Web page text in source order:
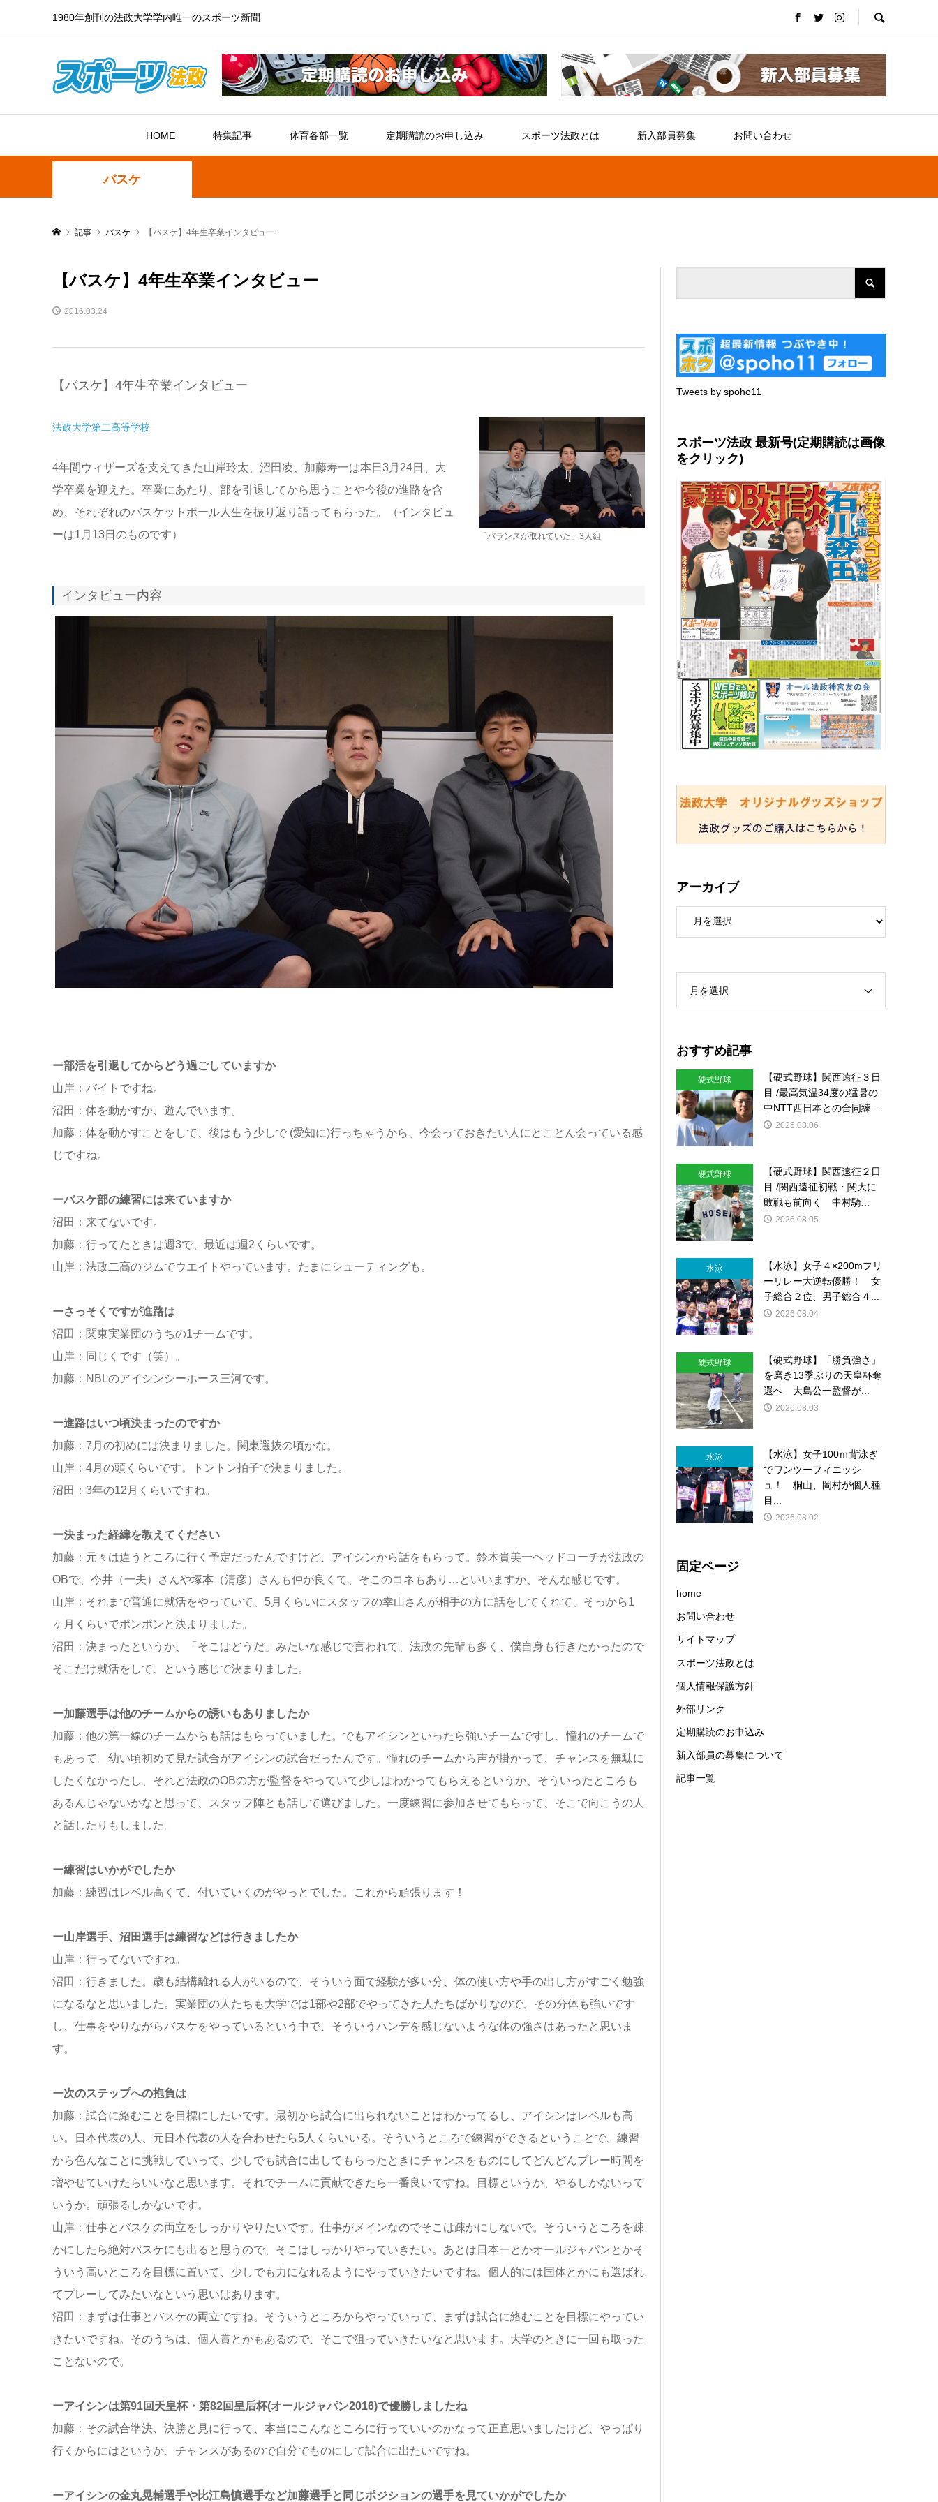
1980年創刊の法政大学学内唯一のスポーツ新聞
HOME 特集記事 体育各部一覧 定期購読のお申し込み スポーツ法政とは 新入部員募集 お問い合わせ
バスケ
記事 バスケ 【バスケ】4年生卒業インタビュー
【バスケ】4年生卒業インタビュー
2016.03.24
【バスケ】4年生卒業インタビュー
法政大学第二高等学校
4年間ウィザーズを支えてきた山岸玲太、沼田凌、加藤寿一は本日3月24日、大
学卒業を迎えた。卒業にあたり、部を引退してから思うことや今後の進路を含
め、それぞれのバスケットボール人生を振り返り語ってもらった。（インタビュ
ーは1月13日のものです）
「バランスが取れていた」3人組
インタビュー内容
ー部活を引退してからどう過ごしていますか
山岸：バイトですね。
沼田：体を動かすか、遊んでいます。
加藤：体を動かすことをして、後はもう少しで (愛知に)行っちゃうから、今会っておきたい人にとことん会っている感
じですね。
ーバスケ部の練習には来ていますか
沼田：来てないです。
加藤：行ってたときは週3で、最近は週2くらいです。
山岸：法政二高のジムでウエイトやっています。たまにシューティングも。
ーさっそくですが進路は
沼田：関東実業団のうちの1チームです。
山岸：同じくです（笑）。
加藤：NBLのアイシンシーホース三河です。
ー進路はいつ頃決まったのですか
加藤：7月の初めには決まりました。関東選抜の頃かな。
山岸：4月の頭くらいです。トントン拍子で決まりました。
沼田：3年の12月くらいですね。
ー決まった経緯を教えてください
加藤：元々は違うところに行く予定だったんですけど、アイシンから話をもらって。鈴木貴美一ヘッドコーチが法政の
OBで、今井（一夫）さんや塚本（清彦）さんも仲が良くて、そこのコネもあり…といいますか、そんな感じです。
山岸：それまで普通に就活をやっていて、5月くらいにスタッフの幸山さんが相手の方に話をしてくれて、そっから1
ヶ月くらいでポンポンと決まりました。
沼田：決まったというか、「そこはどうだ」みたいな感じで言われて、法政の先輩も多く、僕自身も行きたかったので
そこだけ就活をして、という感じで決まりました。
ー加藤選手は他のチームからの誘いもありましたか
加藤：他の第一線のチームからも話はもらっていました。でもアイシンといったら強いチームですし、憧れのチームで
もあって。幼い頃初めて見た試合がアイシンの試合だったんです。憧れのチームから声が掛かって、チャンスを無駄に
したくなかったし、それと法政のOBの方が監督をやっていて少しはわかってもらえるというか、そういったところも
あるんじゃないかなと思って、スタッフ陣とも話して選びました。一度練習に参加させてもらって、そこで向こうの人
と話したりもしました。
ー練習はいかがでしたか
加藤：練習はレベル高くて、付いていくのがやっとでした。これから頑張ります！
ー山岸選手、沼田選手は練習などは行きましたか
山岸：行ってないですね。
沼田：行きました。歳も結構離れる人がいるので、そういう面で経験が多い分、体の使い方や手の出し方がすごく勉強
になるなと思いました。実業団の人たちも大学では1部や2部でやってきた人たちばかりなので、その分体も強いです
し、仕事をやりながらバスケをやっているという中で、そういうハンデを感じないような体の強さはあったと思いま
す。
ー次のステップへの抱負は
加藤：試合に絡むことを目標にしたいです。最初から試合に出られないことはわかってるし、アイシンはレベルも高
い。日本代表の人、元日本代表の人を合わせたら5人くらいいる。そういうところで練習ができるということで、練習
から色んなことに挑戦していって、少しでも試合に出してもらったときにチャンスをものにしてどんどんプレー時間を
増やせていけたらいいなと思います。それでチームに貢献できたら一番良いですね。目標というか、やるしかないって
いうか。頑張るしかないです。
山岸：仕事とバスケの両立をしっかりやりたいです。仕事がメインなのでそこは疎かにしないで。そういうところを疎
かにしたら絶対バスケにも出ると思うので、そこはしっかりやっていきたい。あとは日本一とかオールジャパンとかそ
ういう高いところを目標に置いて、少しでも力になれるようにやっていきたいですね。個人的には国体とかにも選ばれ
てプレーしてみたいなという思いはあります。
沼田：まずは仕事とバスケの両立ですね。そういうところからやっていって、まずは試合に絡むことを目標にやってい
きたいですね。そのうちは、個人賞とかもあるので、そこで狙っていきたいなと思います。大学のときに一回も取った
ことないので。
ーアイシンは第91回天皇杯・第82回皇后杯(オールジャパン2016)で優勝しましたね
加藤：その試合準決、決勝と見に行って、本当にこんなところに行っていいのかなって正直思いましたけど、やっぱり
行くからにはというか、チャンスがあるので自分でものにして試合に出たいですね。
ーアイシンの金丸晃輔選手や比江島慎選手など加藤選手と同じポジションの選手を見ていかがでしたか
Tweets by spoho11
スポーツ法政 最新号(定期購読は画像
をクリック)
アーカイブ
月を選択
おすすめ記事
硬式野球
【硬式野球】関西遠征３日
目 /最高気温34度の猛暑の
中NTT西日本との合同練...
2026.08.06
硬式野球
【硬式野球】関西遠征２日
目 /関西遠征初戦・関大に
敗戦も前向く 中村騎...
2026.08.05
水泳
【水泳】女子４×200mフリ
ーリレー大逆転優勝！ 女
子総合２位、男子総合４...
2026.08.04
硬式野球
【硬式野球】「勝負強さ」
を磨き13季ぶりの天皇杯奪
還へ 大島公一監督が...
2026.08.03
水泳
【水泳】女子100ｍ背泳ぎ
でワンツーフィニッシ
ュ！ 桐山、岡村が個人種
目...
2026.08.02
固定ページ
home
お問い合わせ
サイトマップ
スポーツ法政とは
個人情報保護方針
外部リンク
定期購読のお申込み
新入部員の募集について
記事一覧